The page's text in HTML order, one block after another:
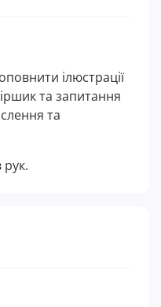
ілюстрації
та запитання
та